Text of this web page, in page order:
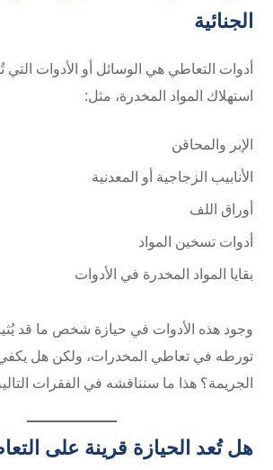
الجنائية
أدوات التعاطي هي الوسائل أو الأدوات
استهلاك المواد المخدرة، مثل:
الإبر والمحاقن
الأنابيب الزجاجية أو المعدنية
أوراق اللف
أدوات تسخين المواد
بقايا المواد المخدرة في الأدوات
وجود هذه الأدوات في حيازة شخص ما قد
تورطه في تعاطي المخدرات، ولكن هل يكفي
الجريمة؟ هذا ما سنناقشه في الفقرات
هل تُعد الحيازة قرينة على